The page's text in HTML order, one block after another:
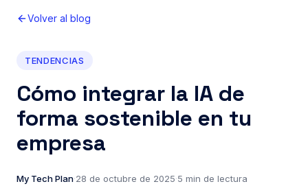
Volver al blog
TENDENCIAS
Cómo integrar la IA de
forma sostenible en tu
empresa
My Tech Plan·28 de octubre de 2025·5 min de lectura